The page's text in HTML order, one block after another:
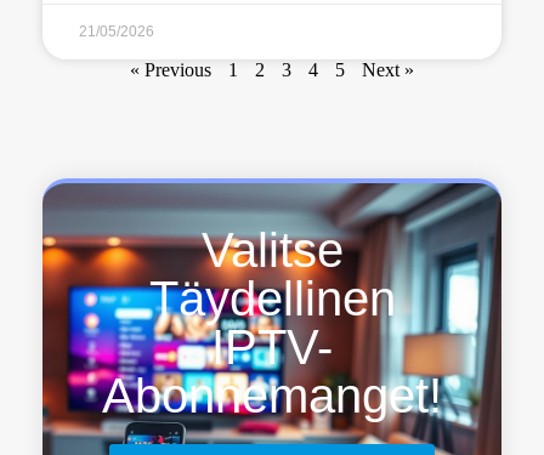
21/05/2026
« Previous 1 2 3 4 5 Next »
Valitse
Täydellinen
IPTV-
Abonnemanget!